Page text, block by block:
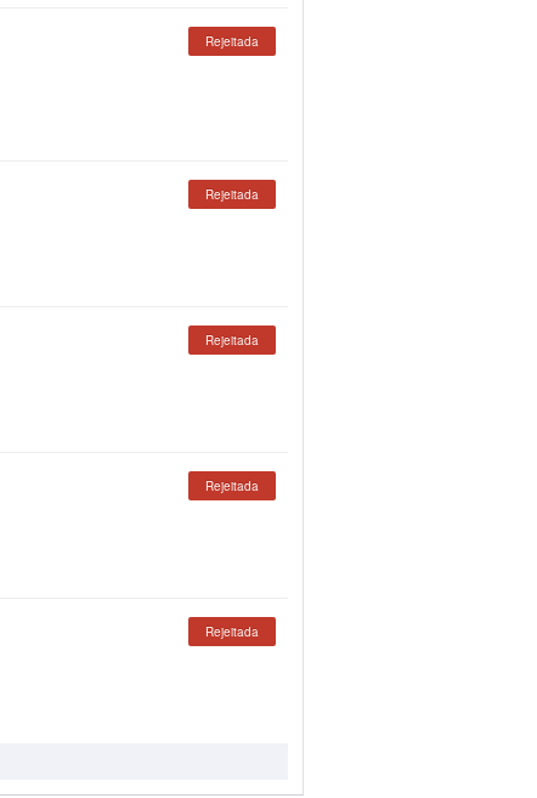
Rejeitada
Rejeitada
Rejeitada
Rejeitada
Rejeitada